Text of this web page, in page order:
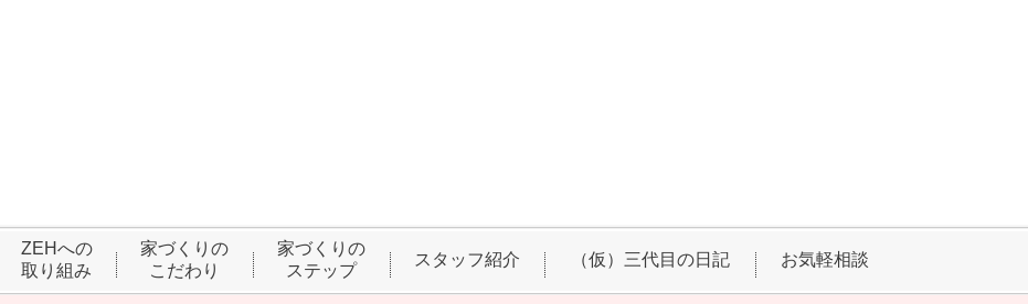
ZEHへの
取り組み
家づくりの
こだわり
家づくりの
ステップ
スタッフ紹介 （仮）三代目の日記 お気軽相談